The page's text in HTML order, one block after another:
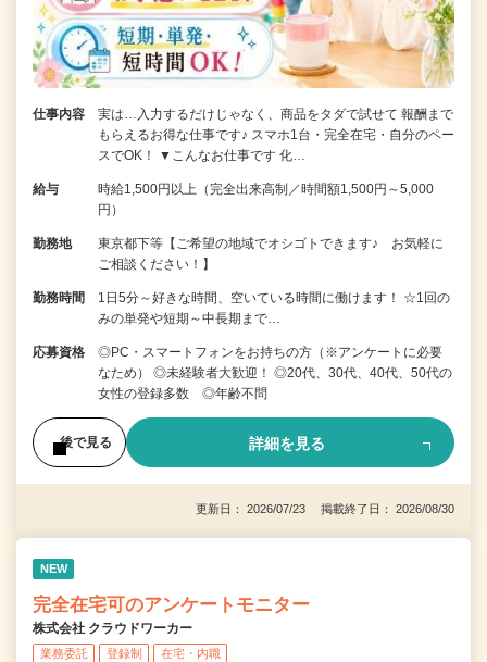
仕事内容
実は…入力するだけじゃなく、商品をタダで試せて 報酬まで
もらえるお得な仕事です♪ スマホ1台・完全在宅・自分のペー
スでOK！ ▼こんなお仕事です 化…
給与
時給1,500円以上（完全出来高制／時間額1,500円～5,000
円）
勤務地
東京都下等【ご希望の地域でオシゴトできます♪ お気軽に
ご相談ください！】
勤務時間
1日5分～好きな時間、空いている時間に働けます！ ☆1回の
みの単発や短期～中長期まで…
応募資格
◎PC・スマートフォンをお持ちの方（※アンケートに必要
なため） ◎未経験者大歓迎！ ◎20代、30代、40代、50代の
女性の登録多数 ◎年齢不問
後で見る 詳細を見る
更新日： 2026/07/23 掲載終了日： 2026/08/30
NEW
完全在宅可のアンケートモニター
株式会社 クラウドワーカー
業務委託 登録制 在宅・内職